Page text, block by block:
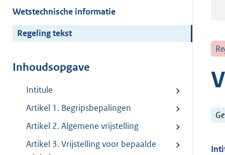
Wetstechnische informatie
Regeling tekst
Inhoudsopgave
Intitule
Artikel 1. Begripsbepalingen
Artikel 2. Algemene vrijstelling
Artikel 3. Vrijstelling voor bepaalde